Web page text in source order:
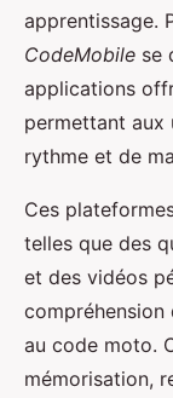
apprentissage.
CodeMobile se
applications
permettant aux
rythme et de
Ces
telles que des
et des vidéos
au code moto.
mémorisation,